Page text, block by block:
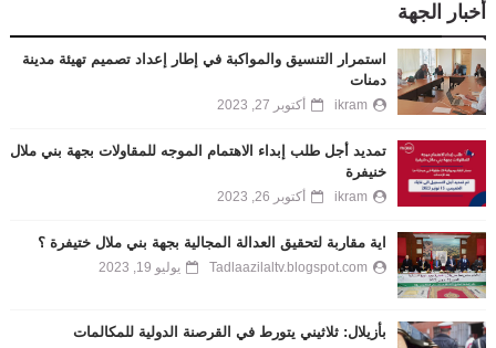
أخبار الجهة
استمرار التنسيق والمواكبة في إطار إعداد تصميم تهيئة مدينة
دمنات
ikram أكتوبر 27, 2023
تمديد أجل طلب إبداء الاهتمام الموجه للمقاولات بجهة بني ملال
خنيفرة
ikram أكتوبر 26, 2023
اية مقاربة لتحقيق العدالة المجالية بجهة بني ملال ختيفرة ؟
Tadlaazilaltv.blogspot.com يوليو 19, 2023
بأزيلال: ثلاثيني يتورط في القرصنة الدولية للمكالمات